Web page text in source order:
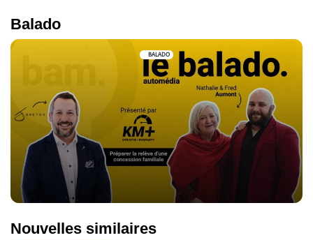
Balado
BALADO
Nouvelles similaires